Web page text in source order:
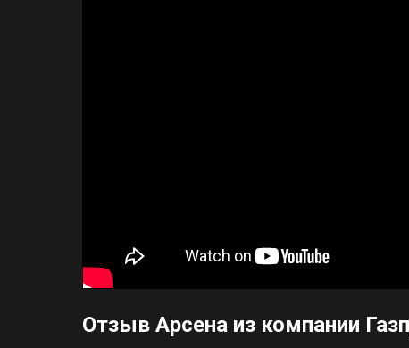
Отзыв Арсена из компании